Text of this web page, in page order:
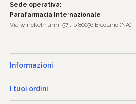
Sede operativa:
Parafarmacia Internazionale
Via winckelmann, 57 l-p 80056 Ercolano (NA)
Informazioni
I tuoi ordini